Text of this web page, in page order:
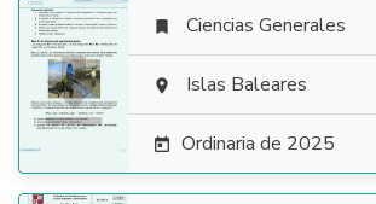

 Ciencias Generales
 Islas Baleares
 Ordinaria de 2025